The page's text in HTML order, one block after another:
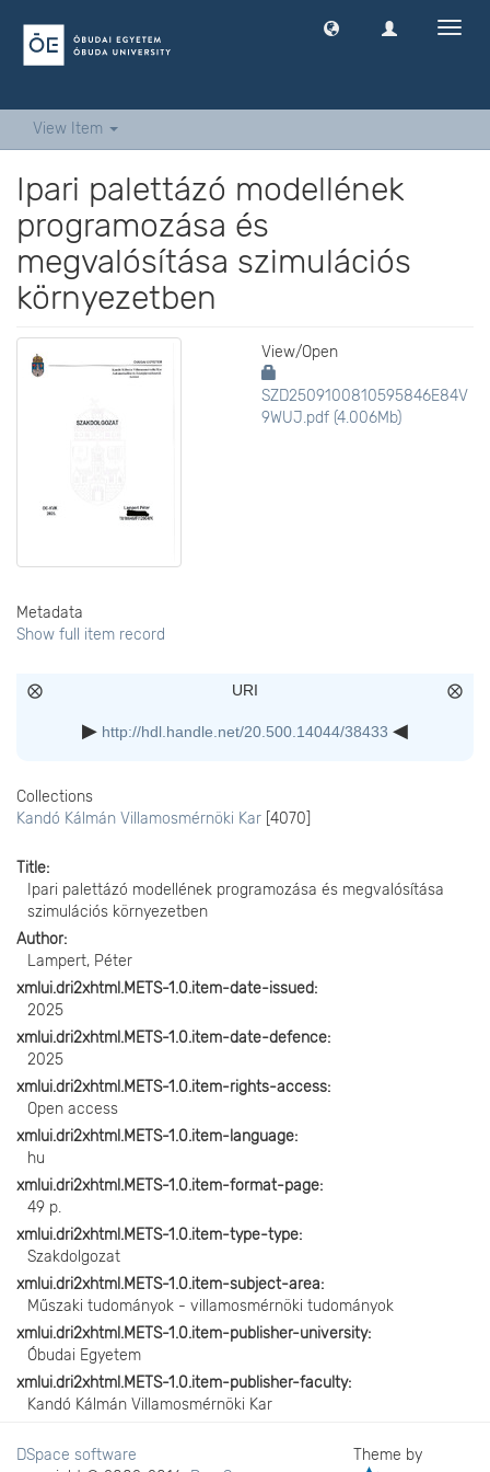
View Item
Ipari palettázó modellének
programozása és
megvalósítása szimulációs
környezetben
View/Open
SZD2509100810595846E84V
9WUJ.pdf (4.006Mb)
Metadata
Show full item record
URI
http://hdl.handle.net/20.500.14044/38433
Collections
Kandó Kálmán Villamosmérnöki Kar [4070]
Title
Ipari palettázó modellének programozása és megvalósítása
szimulációs környezetben
Author
Lampert, Péter
xmlui.dri2xhtml.METS-1.0.item-date-issued
2025
xmlui.dri2xhtml.METS-1.0.item-date-defence
2025
xmlui.dri2xhtml.METS-1.0.item-rights-access
Open access
xmlui.dri2xhtml.METS-1.0.item-language
hu
xmlui.dri2xhtml.METS-1.0.item-format-page
49 p.
xmlui.dri2xhtml.METS-1.0.item-type-type
Szakdolgozat
xmlui.dri2xhtml.METS-1.0.item-subject-area
Műszaki tudományok - villamosmérnöki tudományok
xmlui.dri2xhtml.METS-1.0.item-publisher-university
Óbudai Egyetem
xmlui.dri2xhtml.METS-1.0.item-publisher-faculty
Kandó Kálmán Villamosmérnöki Kar
DSpace software
Theme by